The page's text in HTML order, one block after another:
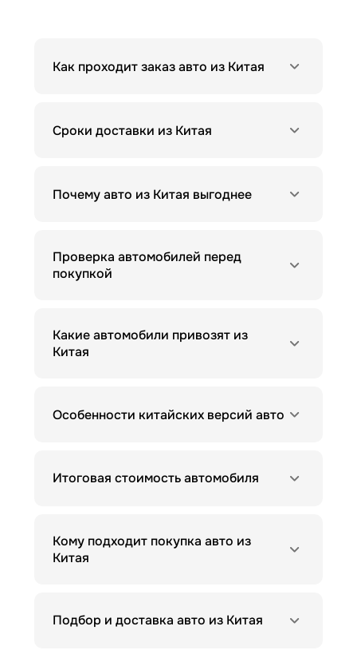
Как проходит заказ авто из Китая
Сроки доставки из Китая
Почему авто из Китая выгоднее
Проверка автомобилей перед
покупкой
Какие автомобили привозят из
Китая
Особенности китайских версий авто
Итоговая стоимость автомобиля
Кому подходит покупка авто из
Китая
Подбор и доставка авто из Китая